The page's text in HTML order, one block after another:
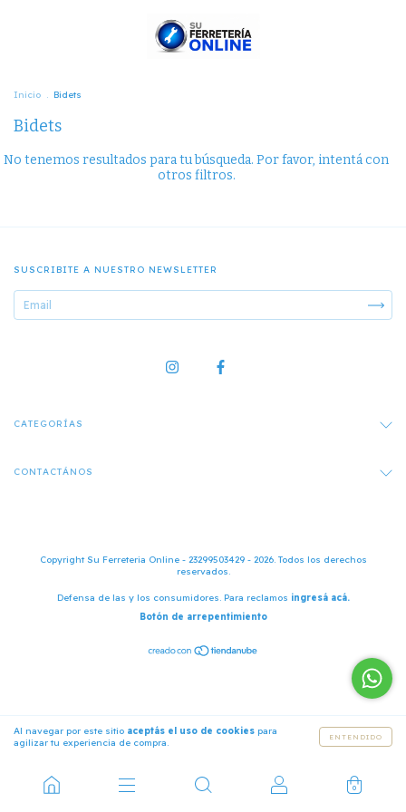
Al navegar por este sitio aceptás el uso de cookies para
agilizar tu experiencia de compra.
ENTENDIDO
0
Inicio . Bidets
Bidets
No tenemos resultados para tu búsqueda. Por favor, intentá con
otros filtros.
SUSCRIBITE A NUESTRO NEWSLETTER
CATEGORÍAS
CONTACTÁNOS
Copyright Su Ferreteria Online - 23299503429 - 2026. Todos los derechos
reservados.
Defensa de las y los consumidores. Para reclamos ingresá acá.
Botón de arrepentimiento